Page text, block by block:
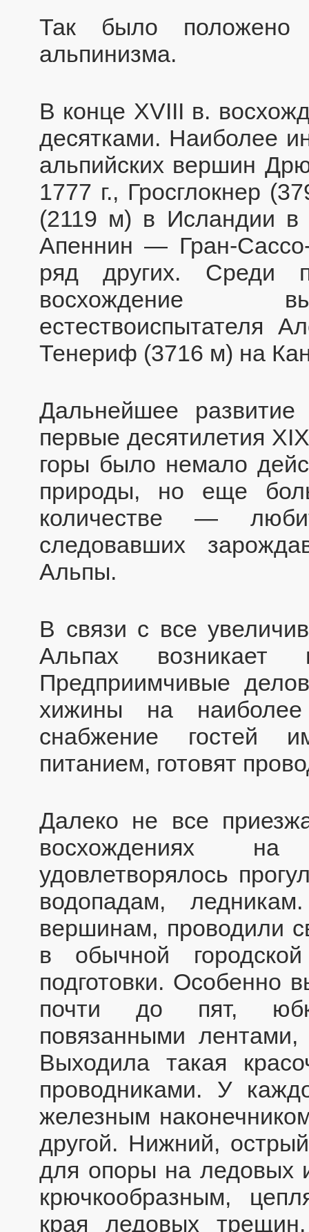
Так было положено
альпинизма.
В конце XVIII в.
десятками. Наиболее
альпийских вершин
1777 г., Гросглокнер
(2119 м) в Исландии в
Апеннин — Гран-
ряд других. Среди
восхождение
естествоиспытателя
Тенериф (3716 м) на
Дальнейшее развитие
первые десятилетия
горы было немало
природы, но еще
количестве —
следовавших
Альпы.
В связи с все
Альпах возникает
Предприимчивые
хижины на
снабжение гостей
питанием, готовят
Далеко не все
восхождениях
удовлетворялось
водопадам,
вершинам, проводили
в обычной
подготовки.
почти до пят,
повязанными
Выходила такая
проводниками. У
железным
другой. Нижний,
для опоры на ледовых
крючкообразным,
края ледовых